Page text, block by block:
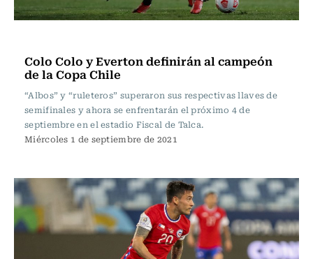
Colo Colo y Everton definirán al campeón
de la Copa Chile
“Albos” y “ruleteros” superaron sus respectivas llaves de
semifinales y ahora se enfrentarán el próximo 4 de
septiembre en el estadio Fiscal de Talca.
Miércoles 1 de septiembre de 2021